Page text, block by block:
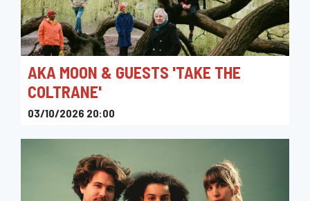
AKA MOON & GUESTS 'TAKE THE
COLTRANE'
03/10/2026 20:00